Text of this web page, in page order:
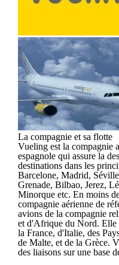
La compagnie et sa flotte
Vueling est la compagnie
espagnole qui assure la
destinations dans les
Barcelone, Madrid,
Grenade, Bilbao, Jerez,
Minorque etc. En moins
compagnie aérienne de
avions de la compagnie
et d'Afrique du Nord. Elle
la France, d'Italie, des
de Malte, et de la Grèce.
des liaisons sur une base